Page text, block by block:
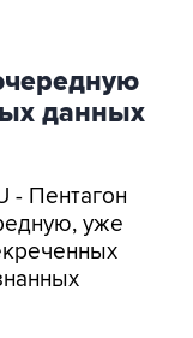
данных
- Пентагон
уже